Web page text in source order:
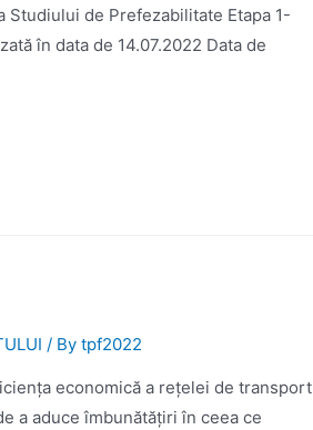
de Prefezabilitate Etapa 1-
în data de 14.07.2022 Data de
/ Bytpf2022
economică a rețelei de transport
a aduce îmbunătățiri în ceea ce